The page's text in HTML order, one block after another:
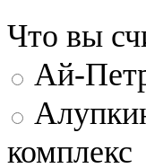
Что вы
Ай-
комплекс